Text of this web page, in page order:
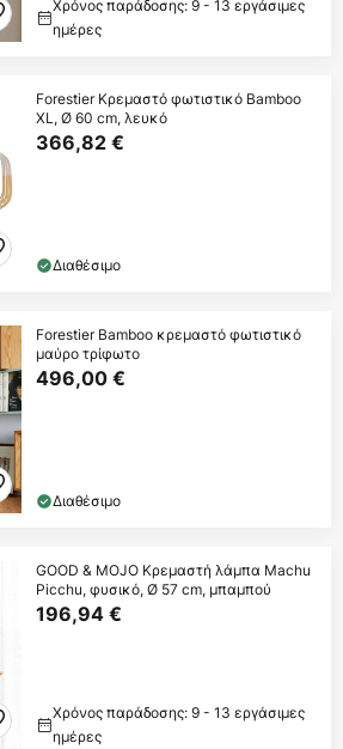
Χρόνος παράδοσης: 9 - 13 εργάσιμες
ημέρες
Forestier Κρεμαστό φωτιστικό Bamboo
XL, Ø 60 cm, λευκό
366,82 €
Διαθέσιμο
Forestier Bamboo κρεμαστό φωτιστικό
μαύρο τρίφωτο
496,00 €
Διαθέσιμο
GOOD & MOJO Κρεμαστή λάμπα Machu
Picchu, φυσικό, Ø 57 cm, μπαμπού
196,94 €
Χρόνος παράδοσης: 9 - 13 εργάσιμες
ημέρες